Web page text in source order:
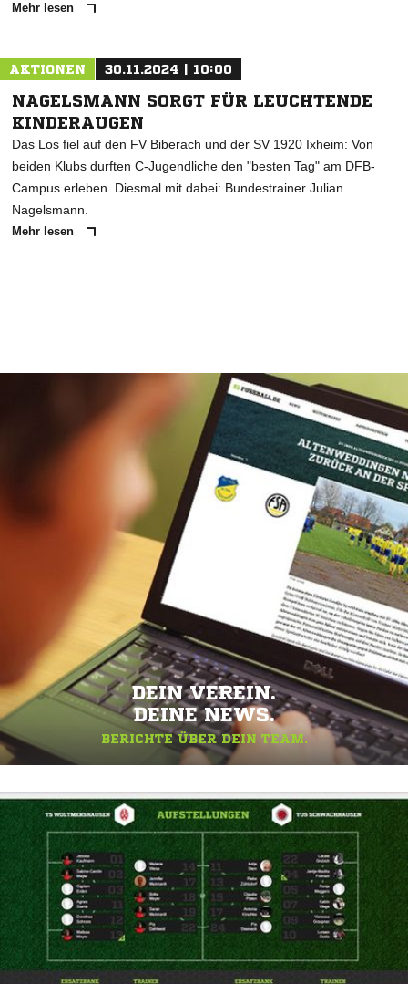
Mehr lesen
AKTIONEN 30.11.2024 | 10:00
NAGELSMANN SORGT FÜR LEUCHTENDE
KINDERAUGEN
Das Los fiel auf den FV Biberach und der SV 1920 Ixheim: Von
beiden Klubs durften C-Jugendliche den "besten Tag" am DFB-
Campus erleben. Diesmal mit dabei: Bundestrainer Julian
Nagelsmann.
Mehr lesen
DEIN VEREIN.
DEINE NEWS.
BERICHTE ÜBER DEIN TEAM.